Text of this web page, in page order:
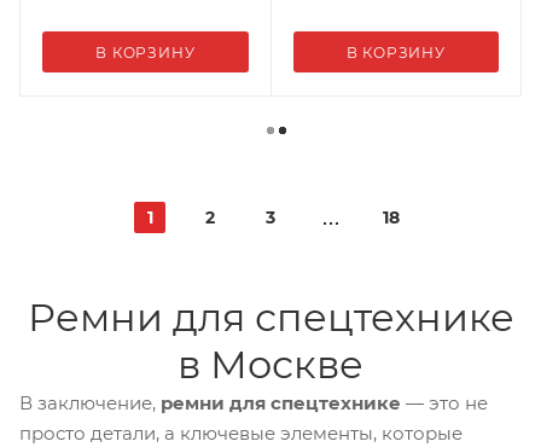
В КОРЗИНУ В КОРЗИНУ
1 2 3 18
Ремни для спецтехнике
в Москве
В заключение, ремни для спецтехнике — это не
просто детали, а ключевые элементы, которые